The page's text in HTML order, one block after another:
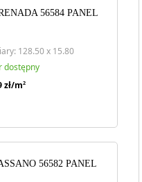
56584 PANEL
128.50 x 15.80
dostępny
zł/m2
56582 PANEL